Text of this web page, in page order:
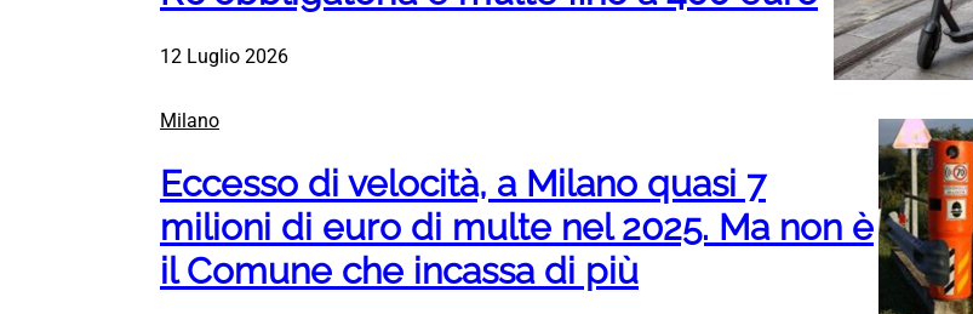
12 Luglio 2026
Milano
Eccesso di velocità, a Milano quasi 7
milioni di euro di multe nel 2025. Ma non è
il Comune che incassa di più